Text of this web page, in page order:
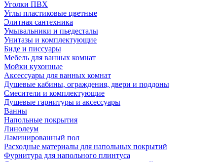
Уголки ПВХ
Углы пластиковые цветные
Элитная сантехника
Умывальники и пьедесталы
Унитазы и комплектующие
Биде и писсуары
Мебель для ванных комнат
Мойки кухонные
Аксессуары для ванных комнат
Душевые кабины, ограждения, двери и поддоны
Смесители и комплектующие
Душевые гарнитуры и аксессуары
Ванны
Напольные покрытия
Линолеум
Ламинированный пол
Расходные материалы для напольных покрытий
Фурнитура для напольного плинтуса